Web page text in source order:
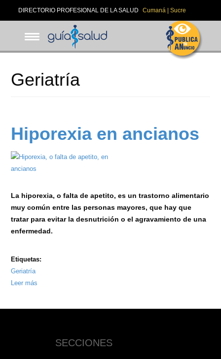
DIRECTORIO PROFESIONAL DE LA SALUD Cumaná | Sucre
Geriatría
Hiporexia en ancianos
La hiporexia, o falta de apetito, es un trastorno alimentario
muy común entre las personas mayores, que hay que
tratar para evitar la desnutrición o el agravamiento de una
enfermedad.
Etiquetas:
Geriatría
Leer más
SECCIONES